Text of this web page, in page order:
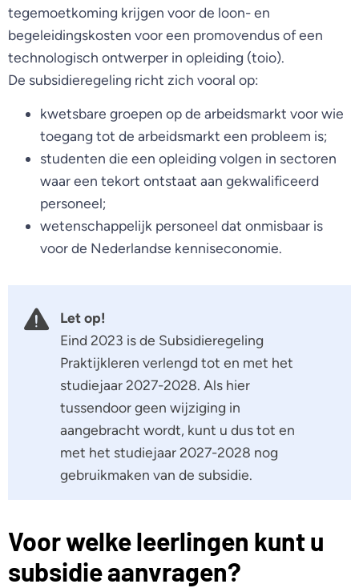
tegemoetkoming krijgen voor de loon- en
begeleidingskosten voor een promovendus of een
technologisch ontwerper in opleiding (toio).
De subsidieregeling richt zich vooral op:
kwetsbare groepen op de arbeidsmarkt voor wie
toegang tot de arbeidsmarkt een probleem is;
studenten die een opleiding volgen in sectoren
waar een tekort ontstaat aan gekwalificeerd
personeel;
wetenschappelijk personeel dat onmisbaar is
voor de Nederlandse kenniseconomie.
Let op!
Eind 2023 is de Subsidieregeling
Praktijkleren verlengd tot en met het
studiejaar 2027-2028. Als hier
tussendoor geen wijziging in
aangebracht wordt, kunt u dus tot en
met het studiejaar 2027-2028 nog
gebruikmaken van de subsidie.
Voor welke leerlingen kunt u
subsidie aanvragen?